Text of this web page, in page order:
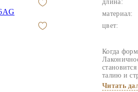
длина:
материал:
цвет:
Когда
талию и
Читать